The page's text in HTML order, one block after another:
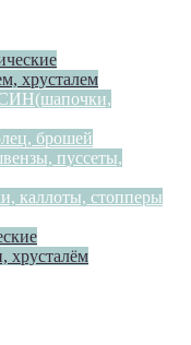
хрусталем
брошей
пуссеты,
каллоты, стопперы
хрусталём